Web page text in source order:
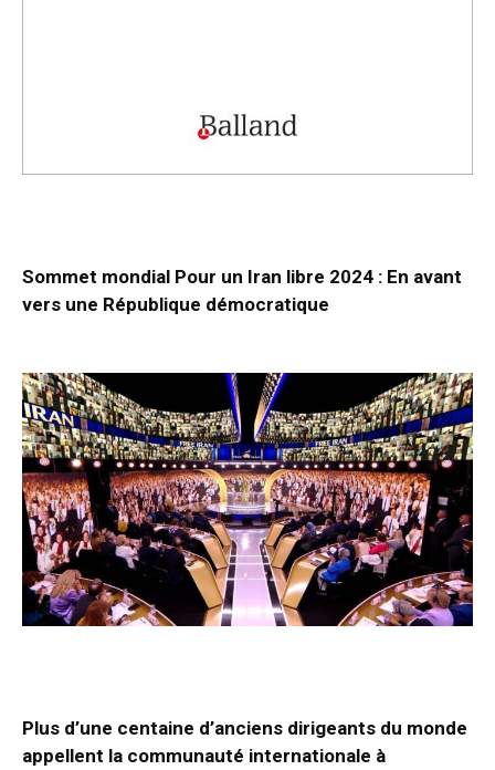
Sommet mondial Pour un Iran libre 2024 : En avant
vers une République démocratique
Plus d’une centaine d’anciens dirigeants du monde
appellent la communauté internationale à